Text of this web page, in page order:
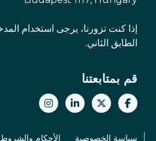
الطابق الثاني.
قم بمتابعتنا
سياسة الخصوصية الأحكام والشروط